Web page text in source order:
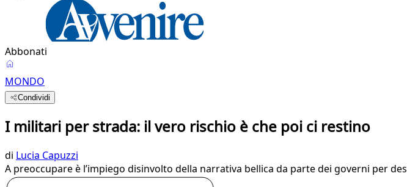
Abbonati
MONDO
Condividi
I militari per strada: il vero rischio è che poi ci restino
di Lucia Capuzzi
A preoccupare è l’impiego disinvolto della narrativa bellica da parte dei governi per